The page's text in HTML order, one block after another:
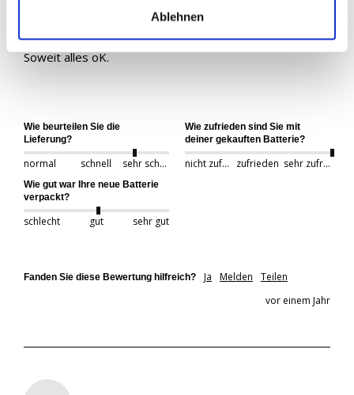
Ablehnen
BlackMax +30% 12V 95Ah 800A/EN
Soweit alles oK.
Wie beurteilen Sie die
Lieferung?
normal schnell sehr schnell
Wie zufrieden sind Sie mit
deiner gekauften Batterie?
nicht zufrieden zufrieden sehr zufrieden
Wie gut war Ihre neue Batterie
verpackt?
schlecht gut sehr gut
Fanden Sie diese Bewertung hilfreich? Ja Melden
Teilen
vor einem Jahr